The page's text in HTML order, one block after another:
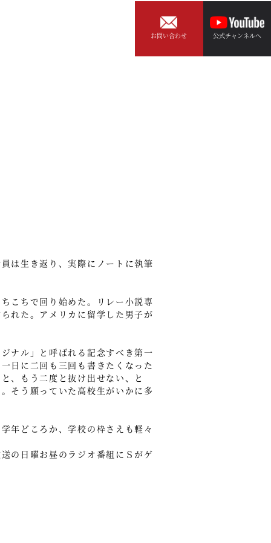
お問い合わせ 公式チャンネルへ
は生き返り、実際にノートに執筆
こちで回り始めた。リレー小説専
れた。アメリカに留学した男子が
ナル」と呼ばれる記念すべき第一
日に二回も三回も書きたくなった
、もう二度と抜け出せない、と
そう願っていた高校生がいかに多
年どころか、学校の枠さえも軽々
の日曜お昼のラジオ番組にＳがゲ